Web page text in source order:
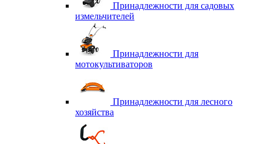
Принадлежности для садовых
измельчителей
Принадлежности для
мотокультиваторов
Принадлежности для лесного
хозяйства